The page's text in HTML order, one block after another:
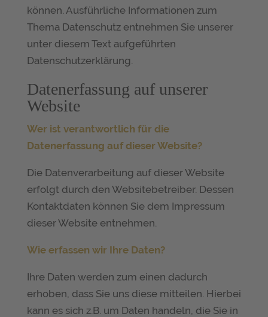
können. Ausführliche Informationen zum
Thema Datenschutz entnehmen Sie unserer
unter diesem Text aufgeführten
Datenschutzerklärung.
Datenerfassung auf unserer
Website
Wer ist verantwortlich für die
Datenerfassung auf dieser Website?
Die Datenverarbeitung auf dieser Website
erfolgt durch den Websitebetreiber. Dessen
Kontaktdaten können Sie dem Impressum
dieser Website entnehmen.
Wie erfassen wir Ihre Daten?
Ihre Daten werden zum einen dadurch
erhoben, dass Sie uns diese mitteilen. Hierbei
kann es sich z.B. um Daten handeln, die Sie in